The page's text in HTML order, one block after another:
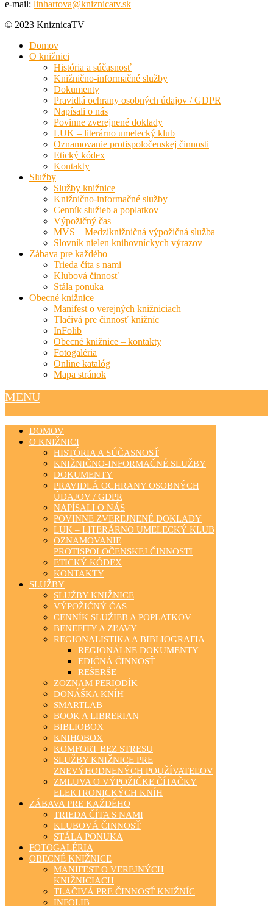
e-mail: linhartova@kniznicatv.sk
© 2023 KniznicaTV
Domov
O knižnici
História a súčasnosť
Knižnično-informačné služby
Dokumenty
Pravidlá ochrany osobných údajov / GDPR
Napísali o nás
Povinne zverejnené doklady
LUK – literárno umelecký klub
Oznamovanie protispoločenskej činnosti
Etický kódex
Kontakty
Služby
Služby knižnice
Knižnično-informačné služby
Cenník služieb a poplatkov
Výpožičný čas
MVS – Medziknižničná výpožičná služba
Slovník nielen knihovníckych výrazov
Zábava pre každého
Trieda číta s nami
Klubová činnosť
Stála ponuka
Obecné knižnice
Manifest o verejných knižniciach
Tlačivá pre činnosť knižníc
InFolib
Obecné knižnice – kontakty
Fotogaléria
Online katalóg
Mapa stránok
MENU
DOMOV
O KNIŽNICI
HISTÓRIA A SÚČASNOSŤ
KNIŽNIČNO-INFORMAČNÉ SLUŽBY
DOKUMENTY
PRAVIDLÁ OCHRANY OSOBNÝCH
ÚDAJOV / GDPR
NAPÍSALI O NÁS
POVINNE ZVEREJNENÉ DOKLADY
LUK – LITERÁRNO UMELECKÝ KLUB
OZNAMOVANIE
PROTISPOLOČENSKEJ ČINNOSTI
ETICKÝ KÓDEX
KONTAKTY
SLUŽBY
SLUŽBY KNIŽNICE
VÝPOŽIČNÝ ČAS
CENNÍK SLUŽIEB A POPLATKOV
BENEFITY A ZĽAVY
REGIONALISTIKA A BIBLIOGRAFIA
REGIONÁLNE DOKUMENTY
EDIČNÁ ČINNOSŤ
REŠERŠE
ZOZNAM PERIODÍK
DONÁŠKA KNÍH
SMARTLAB
BOOK A LIBRERIAN
BIBLIOBOX
KNIHOBOX
KOMFORT BEZ STRESU
SLUŽBY KNIŽNICE PRE
ZNEVÝHODNENÝCH POUŽÍVATEĽOV
ZMLUVA O VÝPOŽIČKE ČÍTAČKY
ELEKTRONICKÝCH KNÍH
ZÁBAVA PRE KAŽDÉHO
TRIEDA ČÍTA S NAMI
KLUBOVÁ ČINNOSŤ
STÁLA PONUKA
FOTOGALÉRIA
OBECNÉ KNIŽNICE
MANIFEST O VEREJNÝCH
KNIŽNICIACH
TLAČIVÁ PRE ČINNOSŤ KNIŽNÍC
INFOLIB